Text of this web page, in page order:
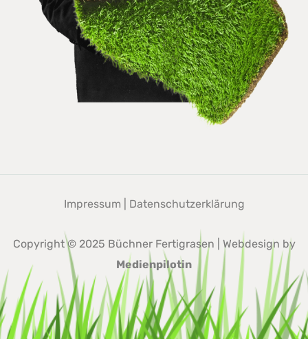
Impressum Datenschutzerklärung
Copyright © 2025 Büchner Fertigrasen | Webdesign by
Medienpilotin